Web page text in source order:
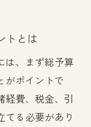
トとは
は、まず総予算
がポイントで
経費、税金、引
る必要があり